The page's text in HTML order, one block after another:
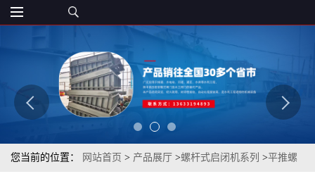
您当前的位置： 网站首页 > 产品展厅 >螺杆式启闭机系列 >平推螺